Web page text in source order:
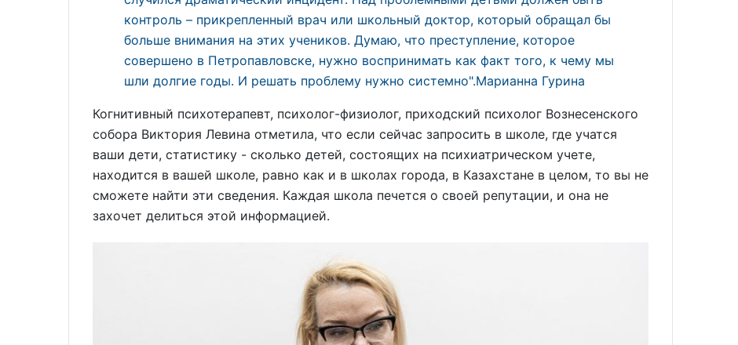
контроль – прикрепленный врач или школьный доктор, который обращал бы
больше внимания на этих учеников. Думаю, что преступление, которое
совершено в Петропавловске, нужно воспринимать как факт того, к чему мы
шли долгие годы. И решать проблему нужно системно".Марианна Гурина
Когнитивный психотерапевт, психолог-физиолог, приходский психолог Вознесенского
собора Виктория Левина отметила, что если сейчас запросить в школе, где учатся
ваши дети, статистику - сколько детей, состоящих на психиатрическом учете,
находится в вашей школе, равно как и в школах города, в Казахстане в целом, то вы не
сможете найти эти сведения. Каждая школа печется о своей репутации, и она не
захочет делиться этой информацией.